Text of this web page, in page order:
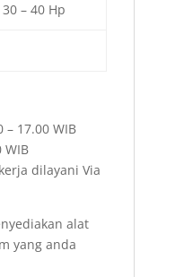
– 40 Hp
– 17.00 WIB
WIB
dilayani Via
alat
yang anda